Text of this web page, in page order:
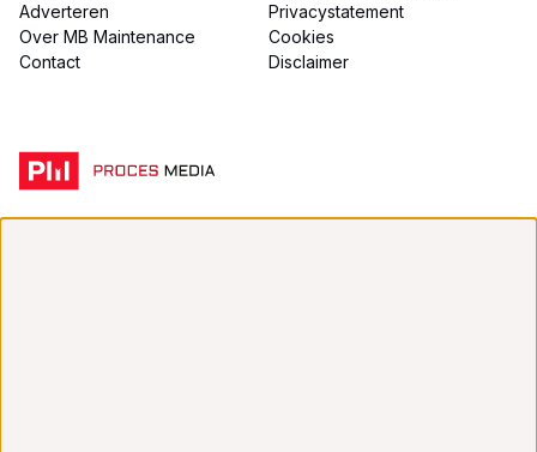
Adverteren
Over MB Maintenance
Contact
Privacystatement
Cookies
Disclaimer